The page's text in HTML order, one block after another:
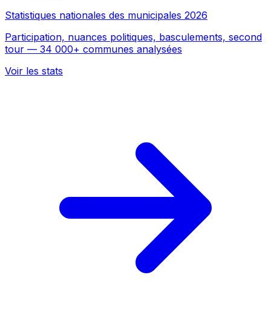
Statistiques nationales des municipales 2026
Participation, nuances politiques, basculements, second
tour — 34 000+ communes analysées
Voir les stats